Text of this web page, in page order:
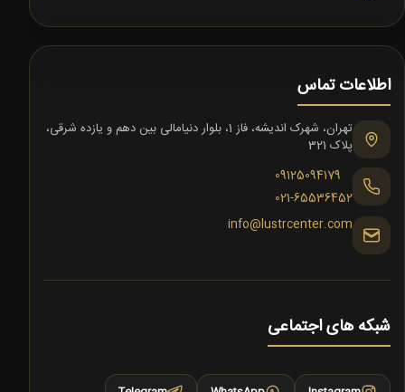
اطلاعات تماس
تهران، شهرک اندیشه، فاز 1، بلوار دنیامالی بین دهم و یازده شرقی،
پلاک 321
09125094179
021-65536452
info@lustrcenter.com
شبکه های اجتماعی